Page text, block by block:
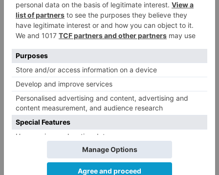
LO + VISTO
1
Matthew Brennan conquista el
Castillo y se viste de líder en el
estreno de la Vuelta a Burgos
2
calcina el tobogán del parque
infantil del Barrio del Pilar de
Burgos
3
recibirán 7,5 millones de euros
para impulsar plantas solares